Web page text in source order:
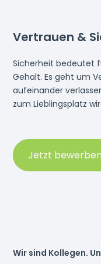
Vertrauen &
Sicherheit bedeutet
Gehalt. Es geht um
aufeinander
zum Lieblingsplatz
Jetzt
Wir sind Kollegen.